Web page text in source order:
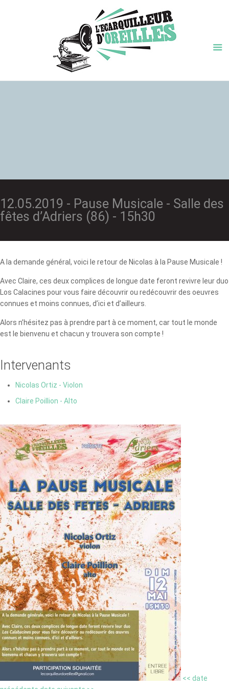
12.05.2019 - Pause Musicale - Salle des
fêtes d’Adriers (86) - 15h30
A la demande général, voici le retour de Nicolas à la Pause Musicale !
Avec Claire, ces deux complices de longue date feront revivre leur duo
Los Calacines pour vous faire découvrir ou redécouvrir des oeuvres
connues et moins connues, d’ici et d’ailleurs.
Alors n’hésitez pas à prendre part à ce moment, car tout le monde
est le bienvenu et chacun y trouvera son compte !
Intervenants
Nicolas Ortiz - Violon
Claire Poillion - Alto
<< date